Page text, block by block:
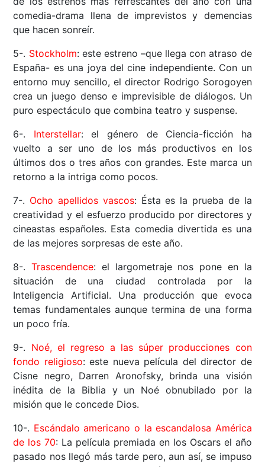
comedia-drama llena de imprevistos y demencias
que hacen sonreír.
5-. Stockholm: este estreno –que llega con atraso de
España- es una joya del cine independiente. Con un
entorno muy sencillo, el director Rodrigo Sorogoyen
crea un juego denso e imprevisible de diálogos. Un
puro espectáculo que combina teatro y suspense.
6-. Interstellar: el género de Ciencia-ficción ha
vuelto a ser uno de los más productivos en los
últimos dos o tres años con grandes. Este marca un
retorno a la intriga como pocos.
7-. Ocho apellidos vascos: Ésta es la prueba de la
creatividad y el esfuerzo producido por directores y
cineastas españoles. Esta comedia divertida es una
de las mejores sorpresas de este año.
8-.Trascendence: el largometraje nos pone en la
situación de una ciudad controlada por la
Inteligencia Artificial. Una producción que evoca
temas fundamentales aunque termina de una forma
un poco fría.
9-. Noé, el regreso a las súper producciones con
fondo religioso: este nueva película del director de
Cisne negro, Darren Aronofsky, brinda una visión
inédita de la Biblia y un Noé obnubilado por la
misión que le concede Dios.
10-. Escándalo americano o la escandalosa América
de los 70: La película premiada en los Oscars el año
pasado nos llegó más tarde pero, aun así, se impuso